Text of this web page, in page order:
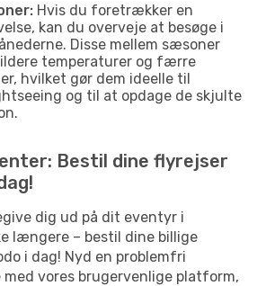
Hvis du foretrækker en
kan du overveje at besøge i
Disse mellem sæsoner
temperaturer og færre
hvilket gør dem ideelle til
og til at opdage de skjulte
Bestil dine flyrejser
dig ud på dit eventyr i
længere – bestil dine billige
i dag! Nyd en problemfri
med vores brugervenlige platform,